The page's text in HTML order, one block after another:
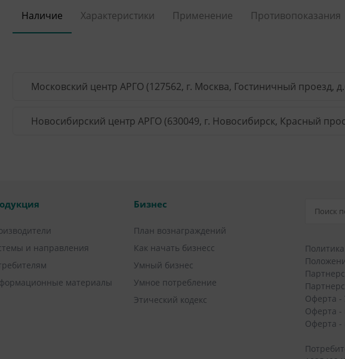
Наличие Характеристики Применение Противопоказания
Московский центр АРГО (127562, г. Москва, Гостиничный проезд,
Новосибирский центр АРГО (630049, г. Новосибирск, Красный
и направления
материалы
Бизнес
План вознаграждений
Как начать бизнесс
Умный бизнес
Умное потребление
Этический кодекс
Оферта -
Оферта -
Оферта -